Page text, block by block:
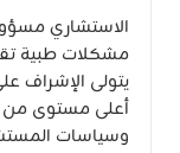
الاستشاري
مشكلات طبية
يتولى الإشراف
أعلى مستوى من
وسياسات